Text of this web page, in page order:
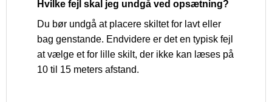
Hvilke fejl skal jeg undgå ved opsætning?
Du bør undgå at placere skiltet for lavt eller
bag genstande. Endvidere er det en typisk fejl
at vælge et for lille skilt, der ikke kan læses på
10 til 15 meters afstand.